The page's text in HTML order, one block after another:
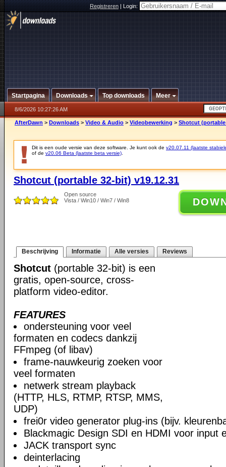
Registreren|Login:
Startpagina Downloads Top downloads Meer
8/6/2026 10:27:26 AM
AfterDawn > Downloads > Video & Audio > Videobewerking > Shotcut (portable
Dit is een oude versie van deze software. Je kunt ook de v20.07.11 (laatste
of de v20.06 Beta (laatste beta versie)
Shotcut (portable 32-bit) v19.12.31
Open source
Vista / Win10 / Win7 / Win8
Beschrijving Informatie Alle versies Reviews
Shotcut (portable 32-bit) is een
gratis, open-source, cross-
platform video-editor.
FEATURES
ondersteuning voor veel
formaten en codecs dankzij
FFmpeg (of libav)
frame-nauwkeurig zoeken voor
veel formaten
netwerk stream playback
(HTTP, HLS, RTMP, RTSP, MMS,
UDP)
frei0r video generator plug-ins (bijv.
Blackmagic Design SDI en HDMI voor input
JACK transport sync
deinterlacing